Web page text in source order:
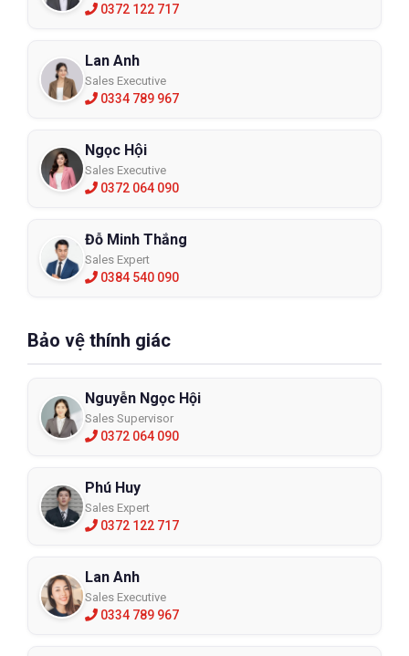
0372 122 717
Lan Anh
Sales Executive
0334 789 967
Ngọc Hội
Sales Executive
0372 064 090
Đỗ Minh Thắng
Sales Expert
0384 540 090
Bảo vệ thính giác
Nguyễn Ngọc Hội
Sales Supervisor
0372 064 090
Phú Huy
Sales Expert
0372 122 717
Lan Anh
Sales Executive
0334 789 967